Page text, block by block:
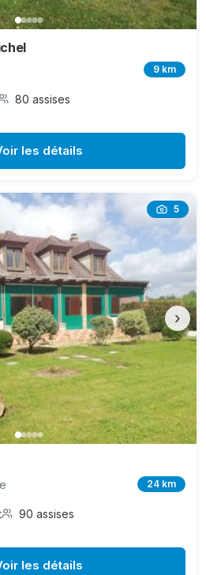
9 km
80 assises
les détails
5
›
24 km
90 assises
les détails